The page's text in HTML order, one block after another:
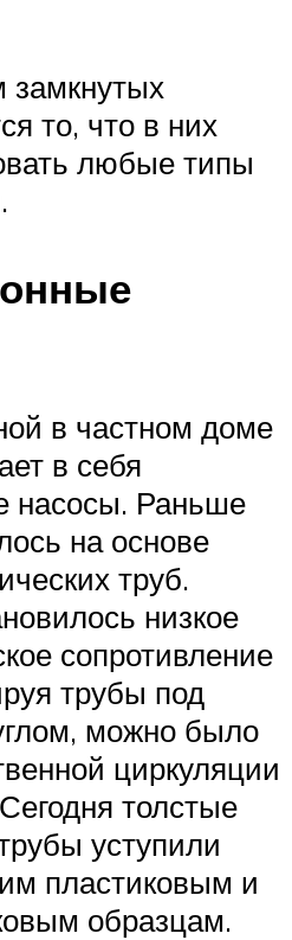
то, что в них
любые типы
в частном доме
в себя
насосы. Раньше
на основе
труб.
низкое
сопротивление
трубы под
можно было
циркуляции
толстые
уступили
пластиковым и
образцам.